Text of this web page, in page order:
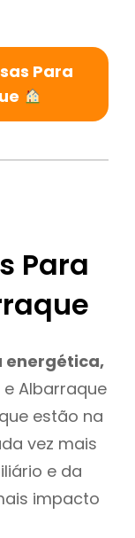
Para
Para
energética,
e Albarraque
estão na
vez mais
e da
impacto